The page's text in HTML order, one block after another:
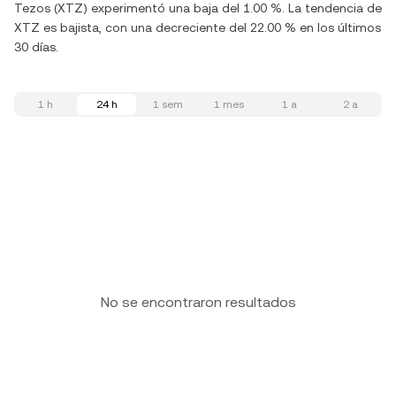
Tezos (XTZ) experimentó una baja del 1.00 %. La tendencia de
XTZ es bajista, con una decreciente del 22.00 % en los últimos
30 días.
1 h 24 h 1 sem 1 mes 1 a 2 a
No se encontraron resultados